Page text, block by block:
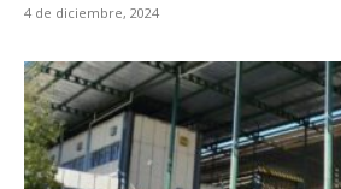
4 de diciembre, 2024